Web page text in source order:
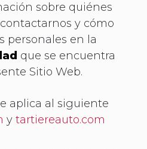
sobre quiénes
y cómo
personales en la
que se encuentra
Sitio Web.
aplica al siguiente
y tartiereauto.com